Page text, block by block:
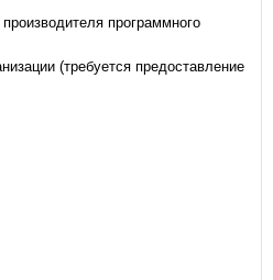
программного
(требуется предоставление